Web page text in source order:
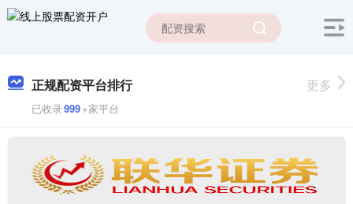
正规配资平台排行
已收录999+家平台
更多